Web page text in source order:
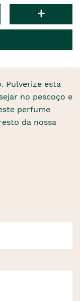
+
Pulverize esta
no pescoço e
perfume
da nossa